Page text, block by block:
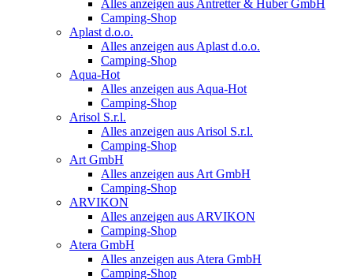
Alles anzeigen aus Antretter & Huber GmbH
Camping-Shop
Aplast d.o.o.
Alles anzeigen aus Aplast d.o.o.
Camping-Shop
Aqua-Hot
Alles anzeigen aus Aqua-Hot
Camping-Shop
Arisol S.r.l.
Alles anzeigen aus Arisol S.r.l.
Camping-Shop
Art GmbH
Alles anzeigen aus Art GmbH
Camping-Shop
ARVIKON
Alles anzeigen aus ARVIKON
Camping-Shop
Atera GmbH
Alles anzeigen aus Atera GmbH
Camping-Shop